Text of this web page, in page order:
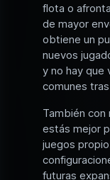
flota o
de mayor
obtiene un
nuevos
y no hay que
comunes
También con
estás mejor
juegos
futuras